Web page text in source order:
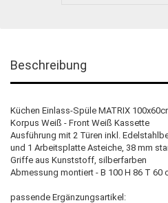
Beschreibung
Küchen Einlass-Spüle MATRIX
Korpus Weiß - Front Weiß Kassette
Ausführung mit 2 Türen inkl.
und 1 Arbeitsplatte Asteiche, 38 mm
Griffe aus Kunststoff, silberfarben
Abmessung montiert - B 100 H 86 T 60
passende Ergänzungsartikel: